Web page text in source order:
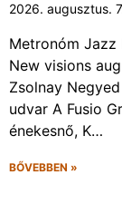
2026. augusztus.
Metronóm Jazz
New visions
Zsolnay
udvar A Fusio
énekesnő, K…
BŐVEBBEN »